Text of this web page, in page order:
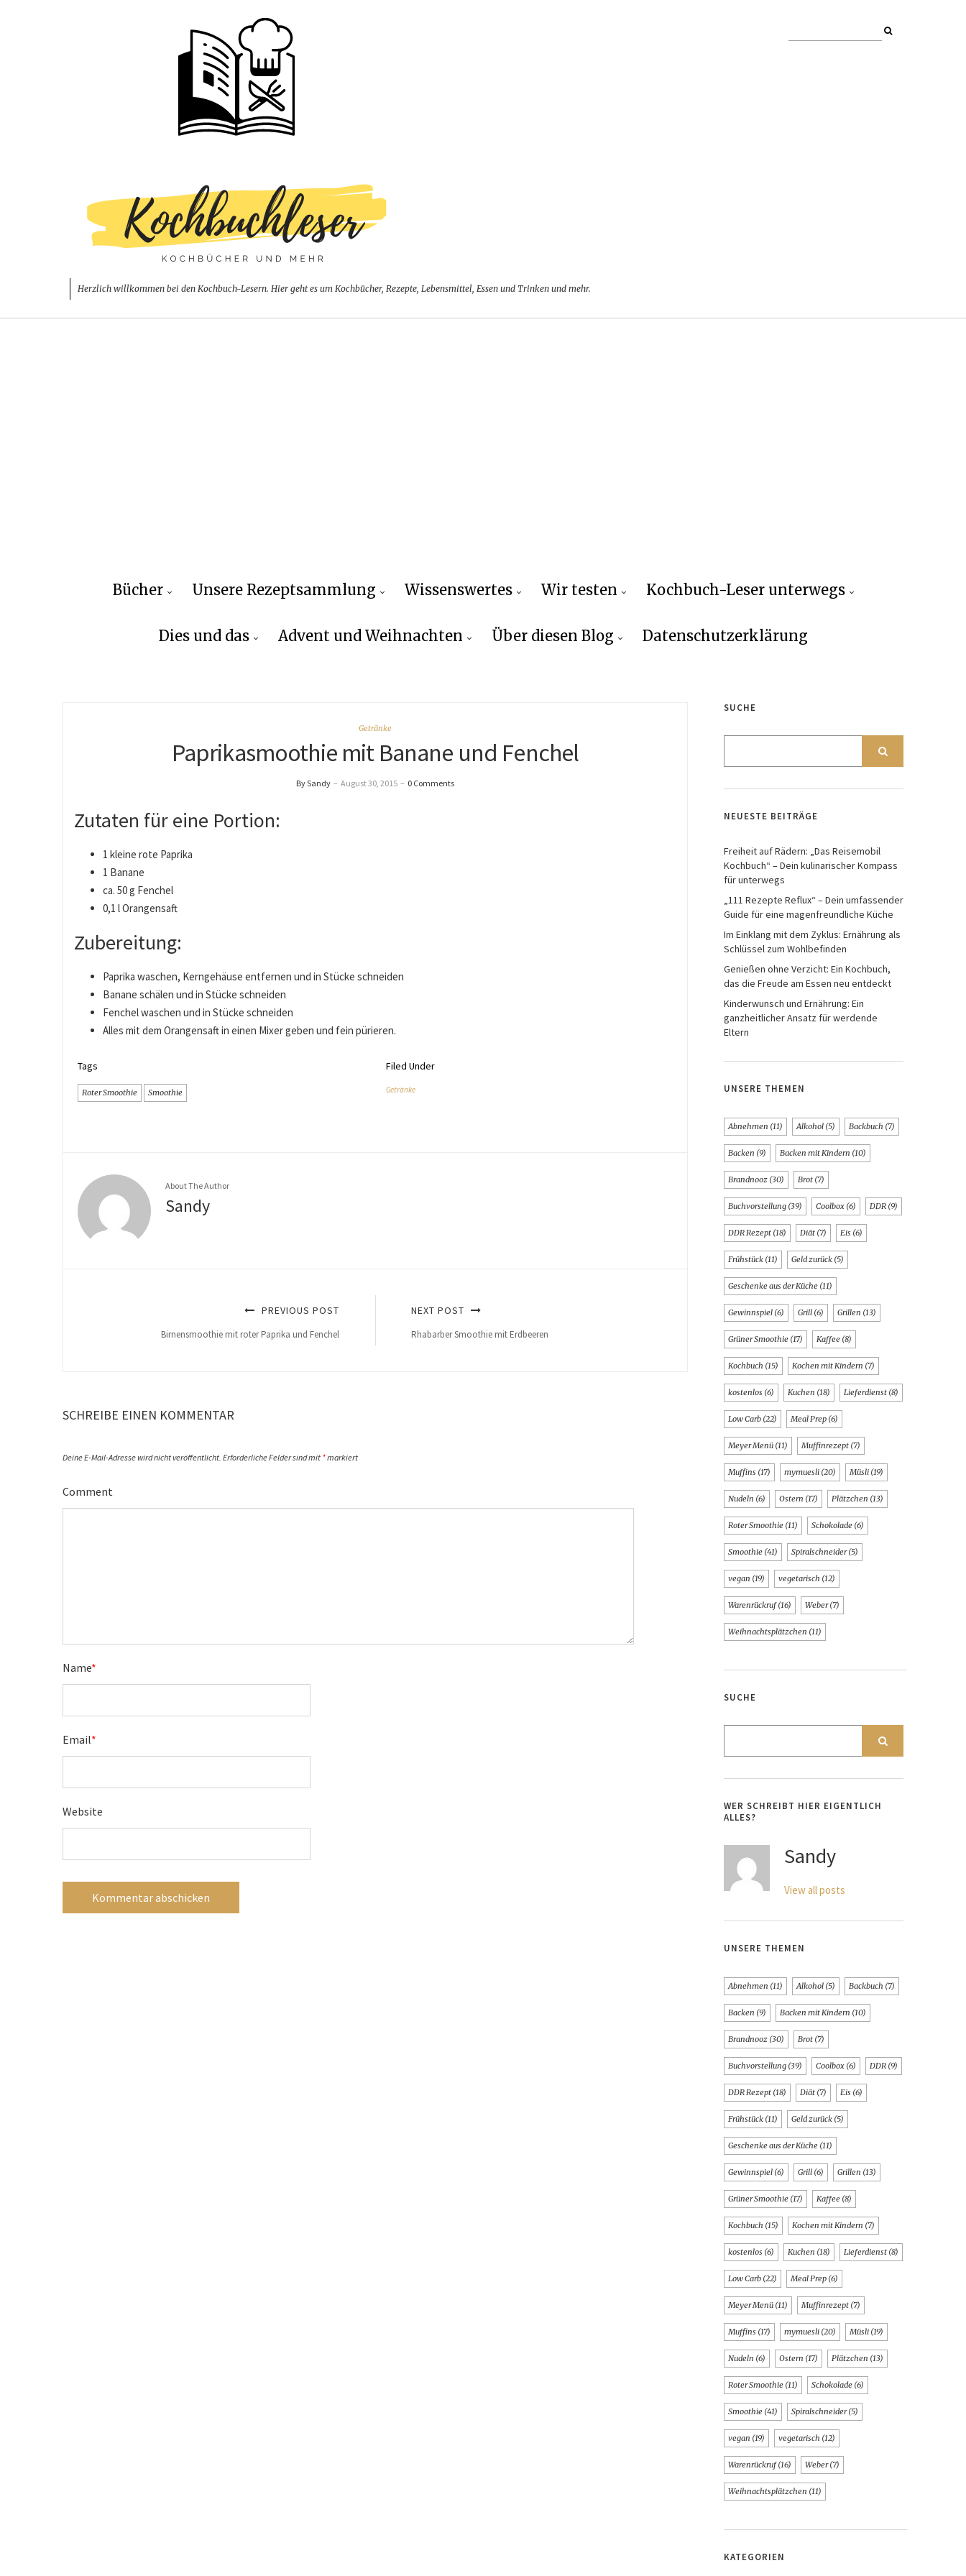
Herzlich willkommen bei den Kochbuch-Lesern. Hier geht es um Kochbücher, Rezepte, Lebensmittel, Essen und Trinken und mehr.
Bücher Unsere Rezeptsammlung Wissenswertes Wir testen Kochbuch-Leser unterwegs
Dies und das Advent und Weihnachten Über diesen Blog Datenschutzerklärung
Getränke
Paprikasmoothie mit Banane und Fenchel
By Sandy – August 30, 2015 – 0 Comments
Zutaten für eine Portion:
1 kleine rote Paprika
1 Banane
ca. 50 g Fenchel
0,1 l Orangensaft
Zubereitung:
Paprika waschen, Kerngehäuse entfernen und in Stücke schneiden
Banane schälen und in Stücke schneiden
Fenchel waschen und in Stücke schneiden
Alles mit dem Orangensaft in einen Mixer geben und fein pürieren.
Tags
Roter Smoothie Smoothie
Filed Under
Getränke
About The Author
Sandy
PREVIOUS POST
Birnensmoothie mit roter Paprika und Fenchel
NEXT POST
Rhabarber Smoothie mit Erdbeeren
SCHREIBE EINEN KOMMENTAR
Deine E-Mail-Adresse wird nicht veröffentlicht. Erforderliche Felder sind mit *markiert
Comment
Name*
Email*
Website
SUCHE
NEUESTE BEITRÄGE
Freiheit auf Rädern: „Das Reisemobil
Kochbuch“ – Dein kulinarischer Kompass
für unterwegs
„111 Rezepte Reflux“ – Dein umfassender
Guide für eine magenfreundliche Küche
Im Einklang mit dem Zyklus: Ernährung als
Schlüssel zum Wohlbefinden
Genießen ohne Verzicht: Ein Kochbuch,
das die Freude am Essen neu entdeckt
Kinderwunsch und Ernährung: Ein
ganzheitlicher Ansatz für werdende
Eltern
UNSERE THEMEN
Abnehmen (11) Alkohol (5) Backbuch (7)
Backen (9) Backen mit Kindern (10)
Brandnooz (30) Brot (7)
Buchvorstellung (39) Coolbox (6) DDR (9)
DDR Rezept (18) Diät (7) Eis (6)
Frühstück (11) Geld zurück (5)
Geschenke aus der Küche (11)
Gewinnspiel (6) Grill (6) Grillen (13)
Grüner Smoothie (17) Kaffee (8)
Kochbuch (15) Kochen mit Kindern (7)
kostenlos (6) Kuchen (18) Lieferdienst (8)
Low Carb (22) Meal Prep (6)
Meyer Menü (11) Muffinrezept (7)
Muffins (17) mymuesli (20) Müsli (19)
Nudeln (6) Ostern (17) Plätzchen (13)
Roter Smoothie (11) Schokolade (6)
Smoothie (41) Spiralschneider(5)
vegan (19) vegetarisch (12)
Warenrückruf(16) Weber(7)
Weihnachtsplätzchen (11)
SUCHE
WER SCHREIBT HIER EIGENTLICH
ALLES?
Sandy
View all posts
UNSERE THEMEN
Abnehmen (11) Alkohol (5) Backbuch (7)
Backen (9) Backen mit Kindern (10)
Brandnooz (30) Brot (7)
Buchvorstellung (39) Coolbox (6) DDR (9)
DDR Rezept (18) Diät (7) Eis (6)
Frühstück (11) Geld zurück (5)
Geschenke aus der Küche (11)
Gewinnspiel (6) Grill (6) Grillen (13)
Grüner Smoothie (17) Kaffee (8)
Kochbuch (15) Kochen mit Kindern (7)
kostenlos (6) Kuchen (18) Lieferdienst (8)
Low Carb (22) Meal Prep (6)
Meyer Menü (11) Muffinrezept (7)
Muffins (17) mymuesli (20) Müsli (19)
Nudeln (6) Ostern (17) Plätzchen (13)
Roter Smoothie (11) Schokolade (6)
Smoothie (41) Spiralschneider(5)
vegan (19) vegetarisch (12)
Warenrückruf(16) Weber(7)
Weihnachtsplätzchen (11)
KATEGORIEN